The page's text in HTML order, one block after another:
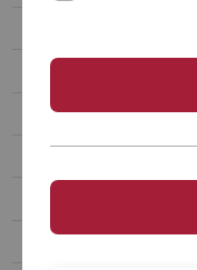
Eisele
Hecker
Aktuelles